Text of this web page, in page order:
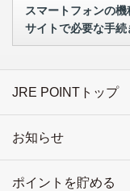
スマートフォンの
サイトで必要な手
JRE POINTトップ
お知らせ
ポイントを貯める